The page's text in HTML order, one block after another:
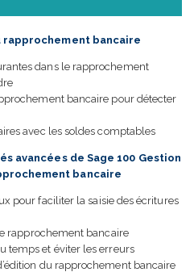
rapprochement bancaire
dans le rapprochement
bancaire pour détecter
avec les soldes comptables
avancées de Sage 100 Gestion
bancaire
pour faciliter la saisie des écritures
rapprochement bancaire
temps et éviter les erreurs
du rapprochement bancaire